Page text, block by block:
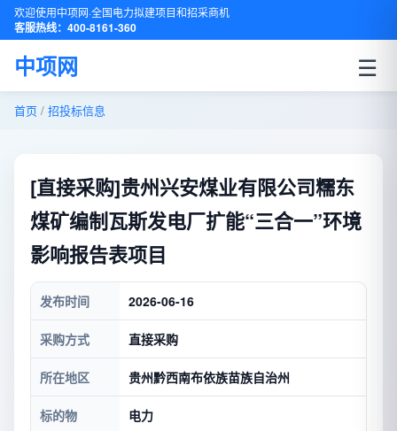
欢迎使用中项网·全国电力拟建项目和招采商机
客服热线：400-8161-360
中项网 ☰
首页 / 招投标信息
[直接采购]贵州兴安煤业有限公司糯东
煤矿编制瓦斯发电厂扩能“三合一”环境
影响报告表项目
发布时间 2026-06-16
采购方式 直接采购
所在地区 贵州黔西南布依族苗族自治州
标的物 电力